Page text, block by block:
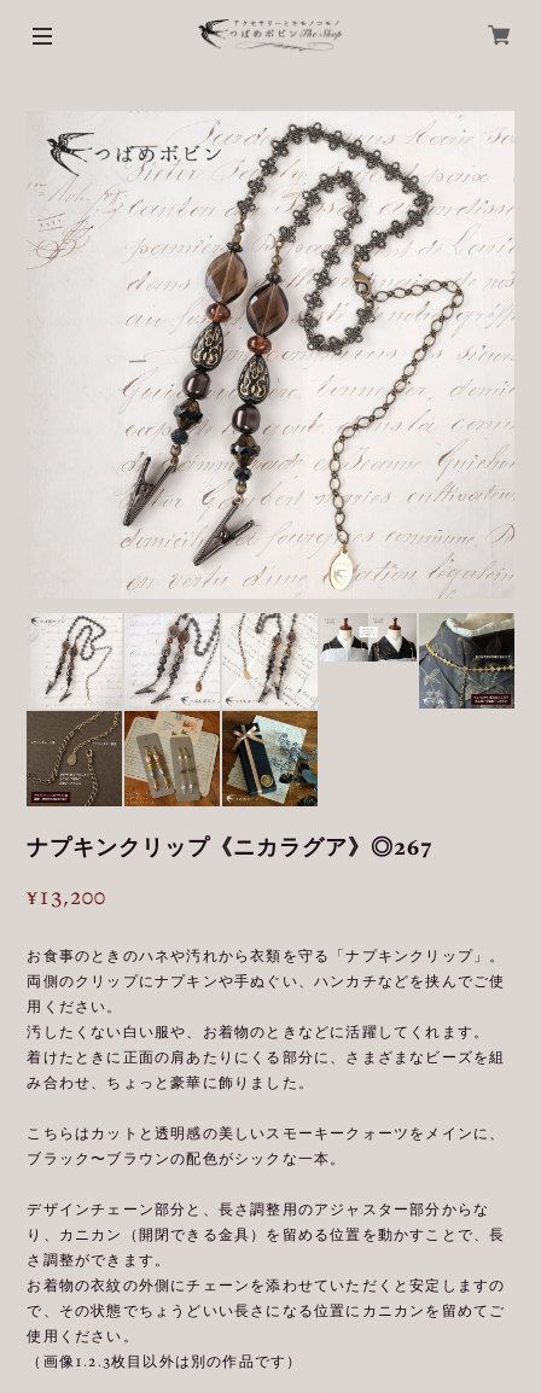
ナプキンクリップ《ニカラグア》◎267
¥13,200
お食事のときのハネや汚れから衣類を守る「ナプキンクリップ」。
両側のクリップにナプキンや手ぬぐい、ハンカチなどを挟んでご使
用ください。
汚したくない白い服や、お着物のときなどに活躍してくれます。
着けたときに正面の肩あたりにくる部分に、さまざまなビーズを組
み合わせ、ちょっと豪華に飾りました。
こちらはカットと透明感の美しいスモーキークォーツをメインに、
ブラック〜ブラウンの配色がシックな一本。
デザインチェーン部分と、長さ調整用のアジャスター部分からな
り、カニカン（開閉できる金具）を留める位置を動かすことで、長
さ調整ができます。
お着物の衣紋の外側にチェーンを添わせていただくと安定しますの
で、その状態でちょうどいい長さになる位置にカニカンを留めてご
使用ください。
（画像1.2.3枚目以外は別の作品です）